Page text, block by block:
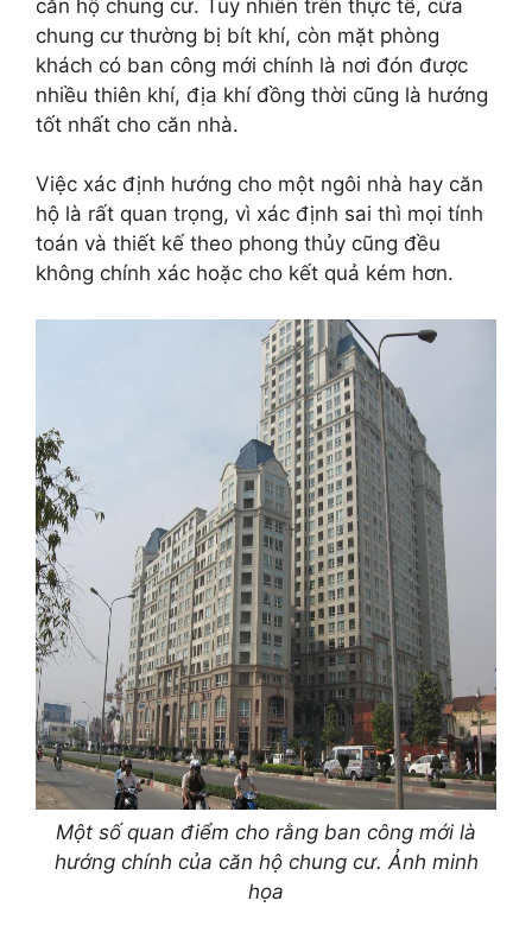
căn hộ chung cư. Tuy nhiên trên thực tế, cửa
chung cư thường bị bít khí, còn mặt phòng
khách có ban công mới chính là nơi đón được
nhiều thiên khí, địa khí đồng thời cũng là hướng
tốt nhất cho căn nhà.
Việc xác định hướng cho một ngôi nhà hay căn
hộ là rất quan trọng, vì xác định sai thì mọi tính
toán và thiết kế theo phong thủy cũng đều
không chính xác hoặc cho kết quả kém hơn.
Một số quan điểm cho rằng ban công mới là
hướng chính của căn hộ chung cư. Ảnh minh
họa